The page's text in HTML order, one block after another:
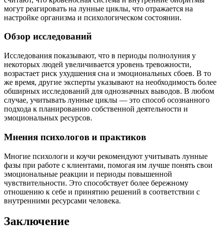
могут реагировать на лунные циклы, что отражается на
настройке организма и психологическом состоянии.
Обзор исследований
Исследования показывают, что в периоды полнолуния у
некоторых людей увеличивается уровень тревожности,
возрастает риск ухудшения сна и эмоциональных сбоев. В то
же время, другие эксперты указывают на необходимость более
обширных исследований для однозначных выводов. В любом
случае, учитывать лунные циклы — это способ осознанного
подхода к планированию собственной деятельности и
эмоциональных ресурсов.
Мнения психологов и практиков
Многие психологи и коучи рекомендуют учитывать лунные
фазы при работе с клиентами, помогая им лучше понять свои
эмоциональные реакции и периоды повышенной
чувствительности. Это способствует более бережному
отношению к себе и принятию решений в соответствии с
внутренними ресурсами человека.
Заключение